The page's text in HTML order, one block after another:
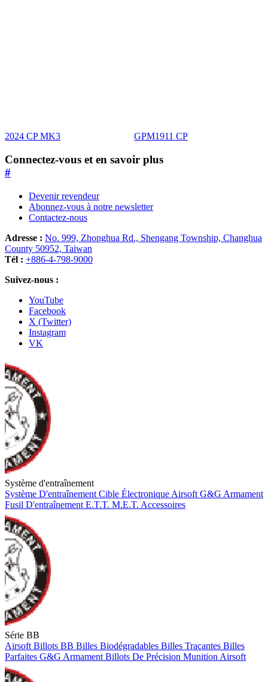
2024 CP MK3 GPM1911 CP
Connectez-vous et en savoir plus
#
Devenir revendeur
Abonnez-vous à notre newsletter
Contactez-nous
Adresse : No. 999, Zhonghua Rd., Shengang Township, Changhua
County 50952, Taiwan
Tél : +886-4-798-9000
Suivez-nous :
YouTube
Facebook
X (Twitter)
Instagram
VK
Système d'entraînement
Système D'entraînement Cible Électronique Airsoft G&G Armament
Fusil D'entraînement E.T.T. M.E.T. Accessoires
Série BB
Airsoft Billots BB Billes Biodégradables Billes Traçantes Billes
Parfaites G&G Armament Billots De Précision Munition Airsoft